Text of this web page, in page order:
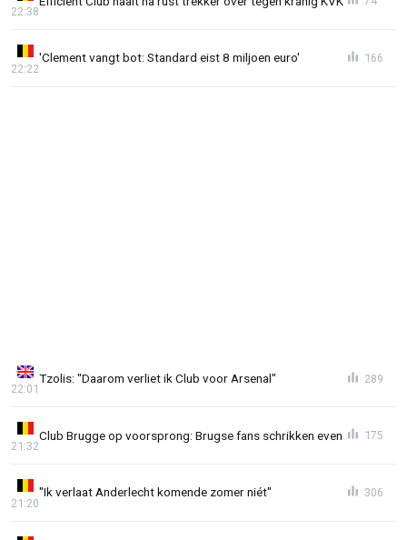
22:38
'Clement vangt bot: Standard eist 8 miljoen euro'
22:22
166
Tzolis: "Daarom verliet ik Club voor Arsenal"
22:01
289
Club Brugge op voorsprong: Brugse fans schrikken even
21:32
175
"Ik verlaat Anderlecht komende zomer niét"
21:20
306